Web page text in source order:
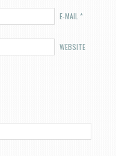
E-MAIL *
WEBSITE